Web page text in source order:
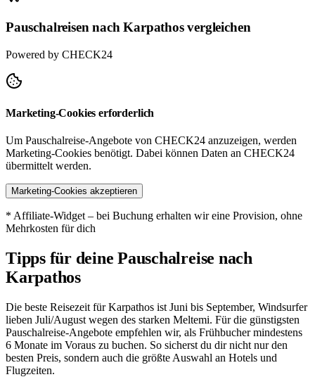
Pauschalreisen nach Karpathos vergleichen
Powered by CHECK24
Marketing-Cookies erforderlich
Um Pauschalreise-Angebote von CHECK24 anzuzeigen, werden
Marketing-Cookies benötigt. Dabei können Daten an CHECK24
übermittelt werden.
Marketing-Cookies akzeptieren
* Affiliate-Widget – bei Buchung erhalten wir eine Provision, ohne
Mehrkosten für dich
Tipps für deine Pauschalreise nach
Karpathos
Die beste Reisezeit für Karpathos ist Juni bis September, Windsurfer
lieben Juli/August wegen des starken Meltemi. Für die günstigsten
Pauschalreise-Angebote empfehlen wir, als Frühbucher mindestens
6 Monate im Voraus zu buchen. So sicherst du dir nicht nur den
besten Preis, sondern auch die größte Auswahl an Hotels und
Flugzeiten.